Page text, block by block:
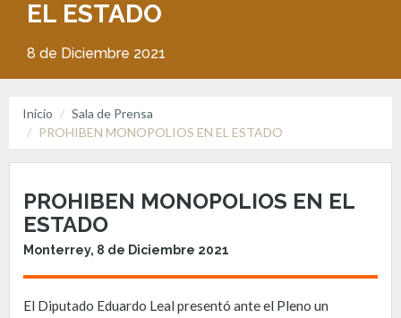
EL ESTADO
8 de Diciembre 2021
Inicio
Sala de Prensa
PROHIBEN MONOPOLIOS EN EL ESTADO
PROHIBEN MONOPOLIOS EN EL
ESTADO
Monterrey, 8 de Diciembre 2021
El Diputado Eduardo Leal presentó ante el Pleno un